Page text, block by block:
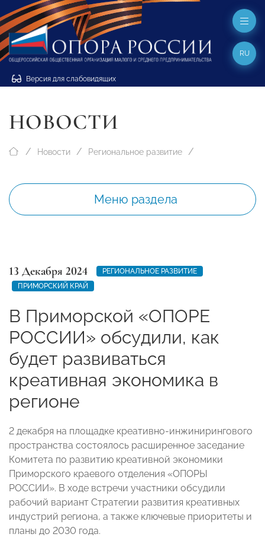
Версия для слабовидящих
RU
НОВОСТИ
Новости Региональное развитие
Меню раздела
13 Декабря 2024
РЕГИОНАЛЬНОЕ РАЗВИТИЕ
ПРИМОРСКИЙ КРАЙ
В Приморской «ОПОРЕ
РОССИИ» обсудили, как
будет развиваться
креативная экономика в
регионе
2 декабря на площадке креативно-инжинирингового
пространства состоялось расширенное заседание
Комитета по развитию креативной экономики
Приморского краевого отделения «ОПОРЫ
РОССИИ». В ходе встречи участники обсудили
рабочий вариант Стратегии развития креативных
индустрий региона, а также ключевые приоритеты и
планы до 2030 года.